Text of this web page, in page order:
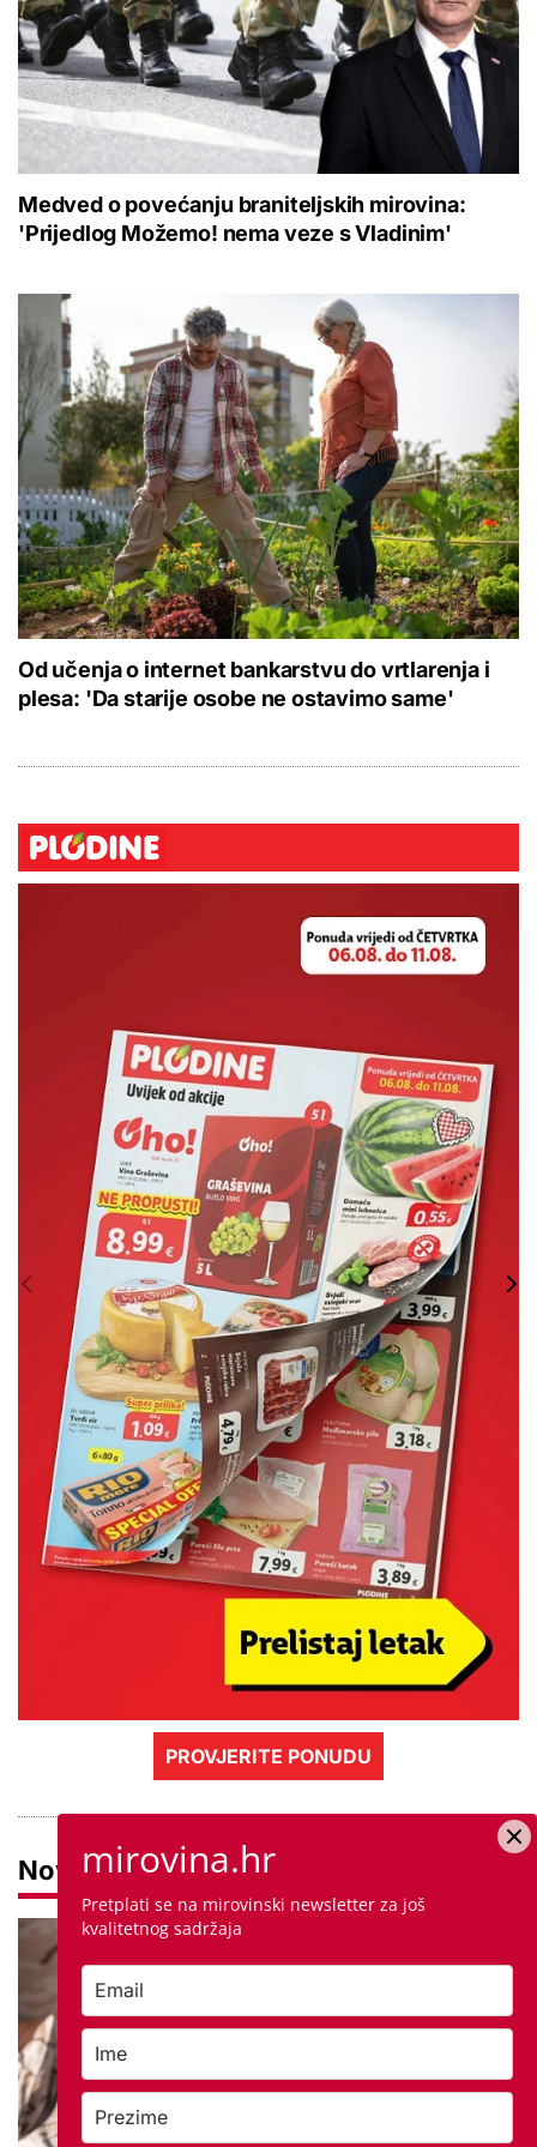
Medved o povećanju braniteljskih mirovina:
'Prijedlog Možemo! nema veze s Vladinim'
Od učenja o internet bankarstvu do vrtlarenja i
plesa: 'Da starije osobe ne ostavimo same'
PROVJERITE PONUDU
Novostimirovina.hr
Pretplati se na mirovinski newsletter za još
kvalitetnog sadržaja